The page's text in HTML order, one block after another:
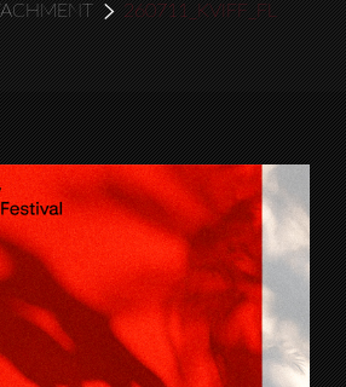
260711_KVIFF_FL